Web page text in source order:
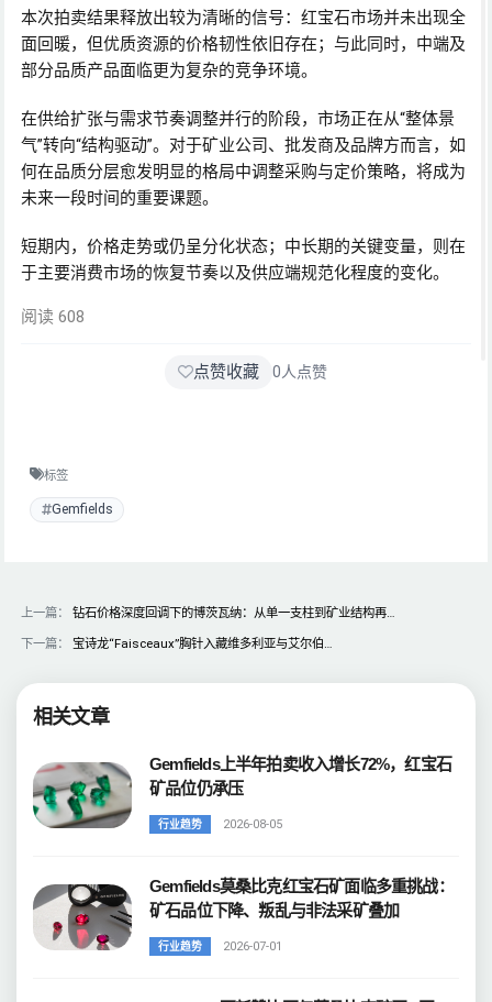
本次拍卖结果释放出较为清晰的信号：红宝石市场并未出现全
面回暖，但优质资源的价格韧性依旧存在；与此同时，中端及
部分品质产品面临更为复杂的竞争环境。
在供给扩张与需求节奏调整并行的阶段，市场正在从“整体景
气”转向“结构驱动”。对于矿业公司、批发商及品牌方而言，如
何在品质分层愈发明显的格局中调整采购与定价策略，将成为
未来一段时间的重要课题。
短期内，价格走势或仍呈分化状态；中长期的关键变量，则在
于主要消费市场的恢复节奏以及供应端规范化程度的变化。
阅读 608
点赞收藏 0人点赞
标签
Gemfields
上一篇：
钻石价格深度回调下的博茨瓦纳：从单一支柱到矿业结构再…
下一篇：
宝诗龙“Faisceaux”胸针入藏维多利亚与艾尔伯…
相关文章
Gemfields上半年拍卖收入增长72%，红宝石
矿品位仍承压
行业趋势 2026-08-05
Gemfields莫桑比克红宝石矿面临多重挑战：
矿石品位下降、叛乱与非法采矿叠加
行业趋势 2026-07-01